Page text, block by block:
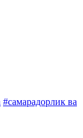
#самарадорлик ва